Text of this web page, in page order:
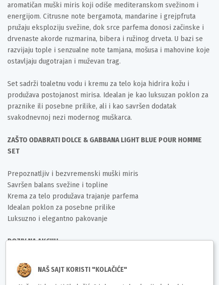
aromatičan muški miris koji odiše mediteranskom svežinom i
energijom. Citrusne note bergamota, mandarine i grejpfruta
pružaju eksploziju svežine, dok srce parfema donosi začinske i
drvenaste akorde ruzmarina, bibera i ružinog drveta. U bazi se
razvijaju tople i senzualne note tamjana, mošusa i mahovine koje
ostavljaju dugotrajan i muževan trag.
Set sadrži toaletnu vodu i kremu za telo koja hidrira kožu i
produžava postojanost mirisa. Idealan je kao luksuzan poklon za
praznike ili posebne prilike, ali i kao savršen dodatak
svakodnevnoj nezi modernog muškarca.
ZAŠTO ODABRATI DOLCE & GABBANA LIGHT BLUE POUR HOMME
SET
Prepoznatljiv i bezvremenski muški miris
Savršen balans svežine i topline
Krema za telo produžava trajanje parfema
Idealan poklon za posebne prilike
Luksuzno i elegantno pakovanje
POZIV NA AKCIJU
Izaberite Dolce & Gabbana Light Blue Pour Homme poklon set i
poklonite dozu mediteranske elegancije i muževne svežine.
NAŠ SAJT KORISTI "KOLAČIĆE"